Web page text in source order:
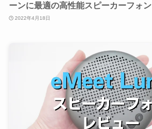
ーンに最適の高性能スピーカーフォン
2022年4月18日